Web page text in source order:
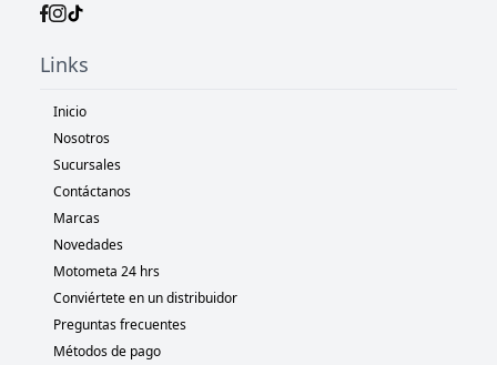
Links
Inicio
Nosotros
Sucursales
Contáctanos
Marcas
Novedades
Motometa 24 hrs
Conviértete en un distribuidor
Preguntas frecuentes
Métodos de pago